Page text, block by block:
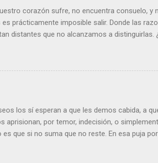
corazón sufre, no encuentra consuelo, y
prácticamente imposible salir. Donde las
distantes que no alcanzamos a distinguirlas.
pregunta. Por otra parte, si nos ponemos a
por causa de una persona. Entonces
García Márquez que dice que “ninguna
realce, pues los ojos del amor tienen esa
los sí esperan a que les demos cabida, a
aprisionan, por temor, indecisión, o
que si no suma que no reste. En esa puja por
de alguna forma a nuestro día a día, y lo